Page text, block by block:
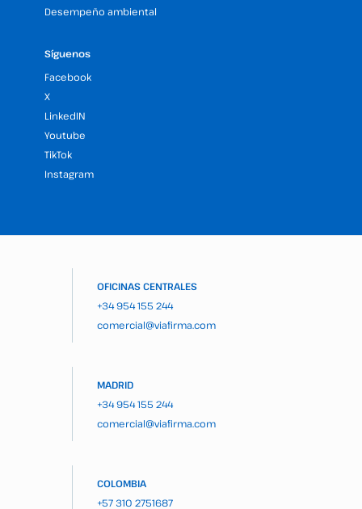
Desempeño ambiental
Síguenos
Facebook
X
LinkedIN
Youtube
TikTok
Instagram
OFICINAS CENTRALES
+34 954 155 244
comercial@viafirma.com
MADRID
+34 954 155 244
comercial@viafirma.com
COLOMBIA
+57 310 2751687